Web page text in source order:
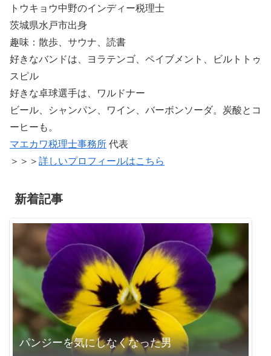
トウキョウ中野のインディー税理士
茨城県水戸市出身
趣味：散歩、サウナ、読書
好きなバンドは、ヨラテンゴ、ペイブメント、ビルトトゥ
スピル
好きな卓球選手は、ワルドナー
ビール、シャンパン、ワイン、バーボンソーダ。炭酸とコ
ーヒーも。
マエカワ税理士事務所 代表
＞＞＞ 詳しいプロフィールはこちら
新着記事
パンジーを気にしなくなった男